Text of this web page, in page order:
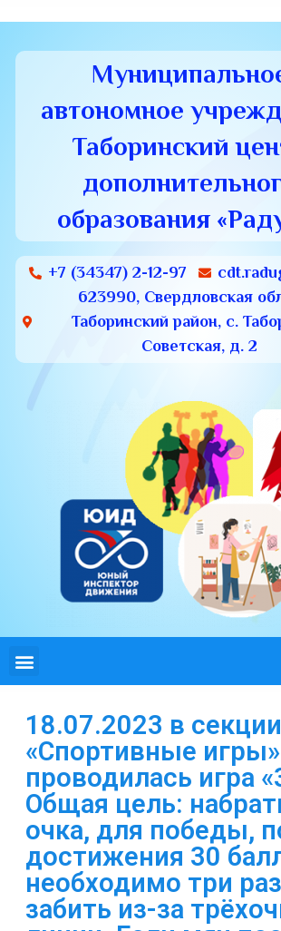
автономное
Таборинский
образования
+7 (34347) 2-12-97
623990, Свердловская
Таборинский район, с.
Советская, д. 2
18.07.2023 в секции
«Спортивные игры»
проводилась игра
Общая цель:
очка, для победы,
достижения 30
необходимо три
забить из-за